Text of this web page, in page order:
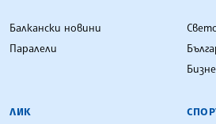
Балкански новини
Паралели
ЛИК